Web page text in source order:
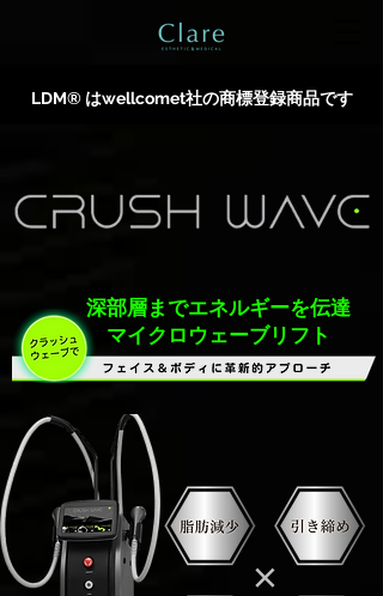
LDM® はwellcomet社の商標登録商品です
深部層までエネルギーを伝達
マイクロウェーブリフト